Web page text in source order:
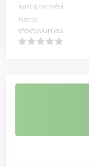
kartą lankėsi
Nario
efektyvumas